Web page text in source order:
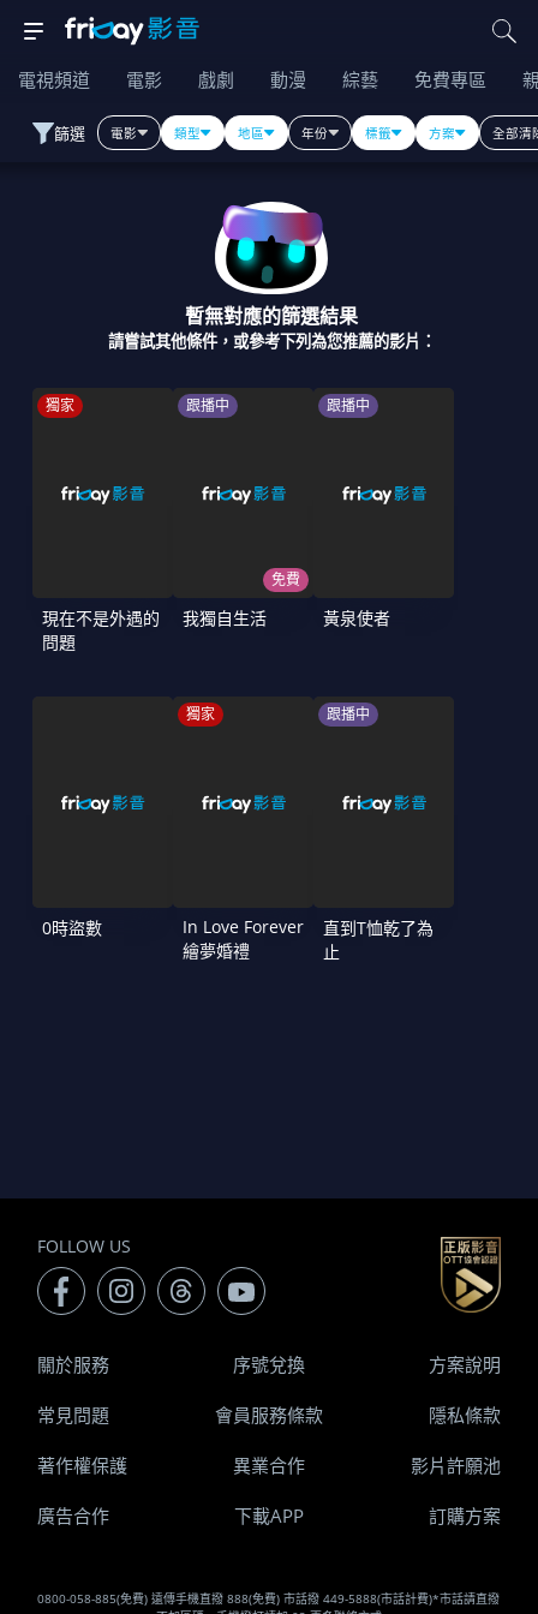
電視頻道 電影 戲劇 動漫 綜藝 免費專區
篩選 電影 類型 地區 年份 標籤 方案 全部清
暫無對應的篩選結果
請嘗試其他條件，或參考下列為您推薦的影片：
獨家
現在不是外遇的
問題
跟播中
免費
我獨自生活
跟播中
黃泉使者
0時盜數
獨家
In Love Forever
繪夢婚禮
跟播中
直到T恤乾了為
止
FOLLOW US
0800-058-885(免費) 遠傳手機直撥 888(免費) 市話撥 449-5888(市話計費)*市話請直撥
關於服務 序號兌換 方案說明
常見問題 會員服務條款 隱私條款
著作權保護 異業合作 影片許願池
廣告合作 下載APP 訂購方案